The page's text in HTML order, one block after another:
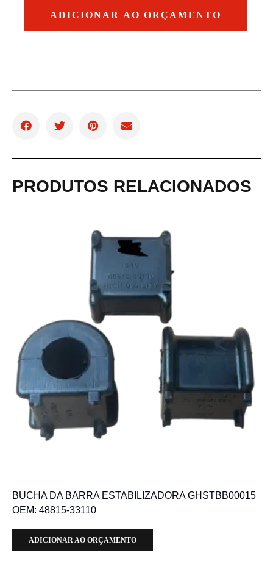
ADICIONAR AO ORÇAMENTO
PRODUTOS RELACIONADOS
BUCHA DA BARRA ESTABILIZADORA GHSTBB00015
OEM: 48815-33110
ADICIONAR AO ORÇAMENTO